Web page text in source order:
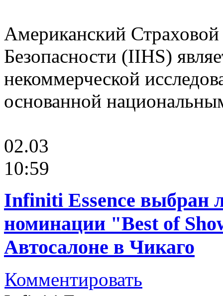
Американский
Безопасности (IIHS)
некоммерческой
основанной
02.03
10:59
Infiniti Essence выбран
номинации "Best of
Автосалоне в Чикаго
Комментировать